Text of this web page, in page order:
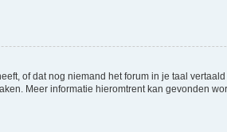
of dat nog niemand het forum in je taal
Meer informatie hieromtrent kan gevonden